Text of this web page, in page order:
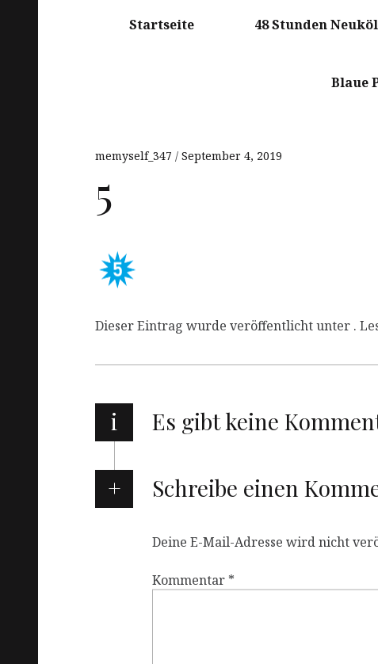
Startseite 48 Stunden
Blaue
memyself_347 September 4, 2019
5
Dieser Eintrag wurde veröffentlicht unter .
i Es gibt keine
Schreibe einen
Deine E-Mail-Adresse wird nicht
Kommentar *